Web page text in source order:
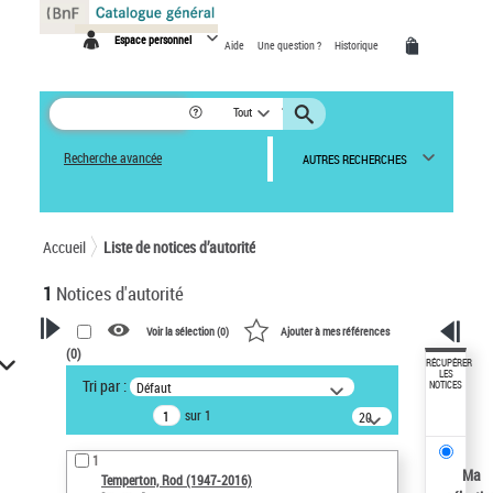
Espace personnel Aide Une question ? Historique
Tout
Recherche avancée AUTRES RECHERCHES
Accueil Liste de notices d’autorité
1 Notices d'autorité
VOTRE RECHERCHE
Recherche avancée dans les
notices d’autorité
Œuvres liées à l'auteur :
Temperton, Rod (1947-2016)
Voir la sélection (0) Ajouter à mes références
(0)
Tri par : Défaut
sur 1
20
résultats/page
1
Temperton, Rod (1947-2016)
RÉCUPÉRER
LES
NOTICES
Ma
Panneau de gestion des cookies